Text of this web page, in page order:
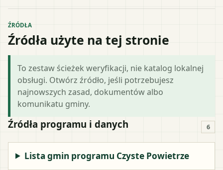
ŹRÓDŁA
Źródła użyte na tej stronie
To zestaw ścieżek weryfikacji, nie katalog lokalnej
obsługi. Otwórz źródło, jeśli potrzebujesz
najnowszych zasad, dokumentów albo
komunikatu gminy.
Źródła programu i danych 6
Lista gmin programu Czyste Powietrze